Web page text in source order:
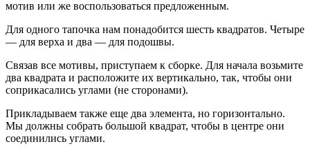
мотив или же воспользоваться предложенным.
Для одного тапочка нам понадобится шесть квадратов. Четыре
— для верха и два — для подошвы.
Связав все мотивы, приступаем к сборке. Для начала возьмите
два квадрата и расположите их вертикально, так, чтобы они
соприкасались углами (не сторонами).
Прикладываем также еще два элемента, но горизонтально.
Мы должны собрать большой квадрат, чтобы в центре они
соединились углами.